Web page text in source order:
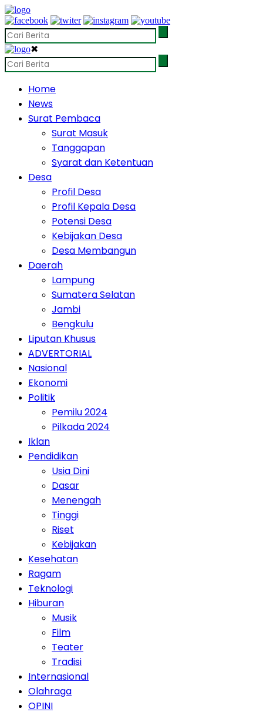
✖
Home
News
Surat Pembaca
Surat Masuk
Tanggapan
Syarat dan Ketentuan
Desa
Profil Desa
Profil Kepala Desa
Potensi Desa
Kebijakan Desa
Desa Membangun
Daerah
Lampung
Sumatera Selatan
Jambi
Bengkulu
Liputan Khusus
ADVERTORIAL
Nasional
Ekonomi
Politik
Pemilu 2024
Pilkada 2024
Iklan
Pendidikan
Usia Dini
Dasar
Menengah
Tinggi
Riset
Kebijakan
Kesehatan
Ragam
Teknologi
Hiburan
Musik
Film
Teater
Tradisi
Internasional
Olahraga
OPINI